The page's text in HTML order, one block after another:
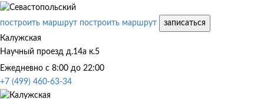
построить маршрут построить маршрут
записаться
Калужская
Научный проезд д.14а к.5
Ежедневно с 8:00 до 22:00
+7 (499) 460-63-34